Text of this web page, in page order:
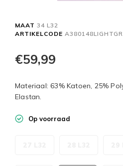
MAAT 34 L32
ARTIKELCODE
€59,99
Materiaal: 63% Katoen, 25%
Elastan.
Op voorraad